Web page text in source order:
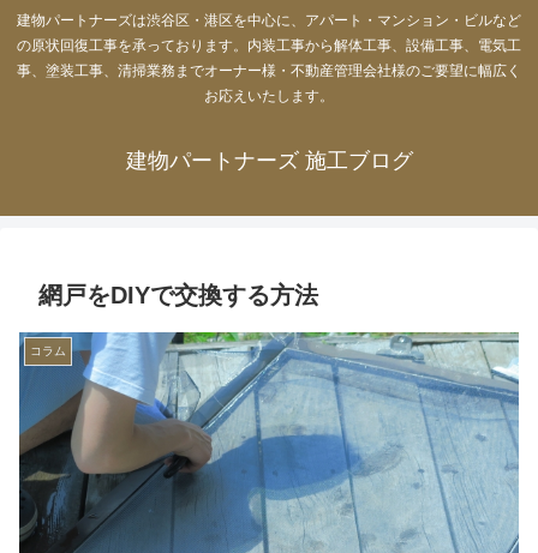
建物パートナーズは渋谷区・港区を中心に、アパート・マンション・ビルなど
の原状回復工事を承っております。内装工事から解体工事、設備工事、電気工
事、塗装工事、清掃業務までオーナー様・不動産管理会社様のご要望に幅広く
お応えいたします。
建物パートナーズ 施工ブログ
網戸をDIYで交換する方法
コラム